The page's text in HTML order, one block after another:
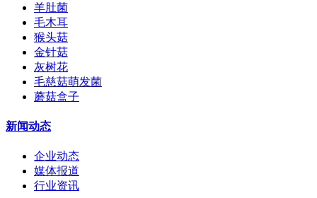
羊肚菌
毛木耳
猴头菇
金针菇
灰树花
毛慈菇萌发菌
蘑菇盒子
新闻动态
企业动态
媒体报道
行业资讯